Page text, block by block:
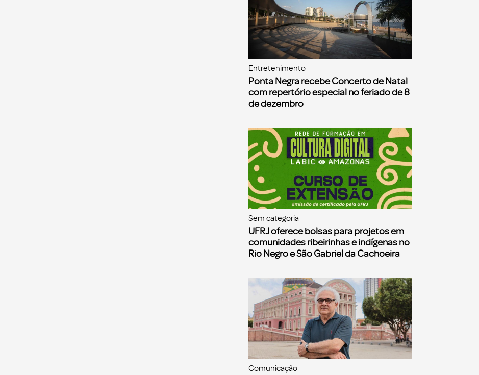
Entretenimento
Ponta Negra recebe Concerto de Natal
com repertório especial no feriado de 8
de dezembro
Sem categoria
UFRJ oferece bolsas para projetos em
comunidades ribeirinhas e indígenas no
Rio Negro e São Gabriel da Cachoeira
Comunicação